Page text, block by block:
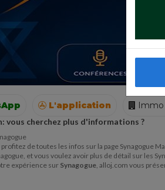
L'application Immo
Resto autour de moi Ecoles
vous cherchez plus d'informations ?
de toutes les infos sur la page Synagogue
et vous voulez avoir plus de détail sur les
expérience surSynagogue, alloj.com vous